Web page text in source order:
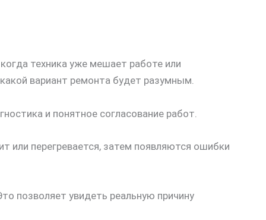
техника уже мешает работе или
вариант ремонта будет разумным.
и понятное согласование работ.
или перегревается, затем появляются ошибки
позволяет увидеть реальную причину